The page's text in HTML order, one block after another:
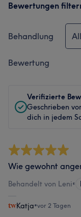
Bewertungen
Behandlung
Bewertung
Verifizierte
Geschrieben
dich in jedem
Wie gewohnt
Behandelt von Leni•
Katja•vor 2 Tagen